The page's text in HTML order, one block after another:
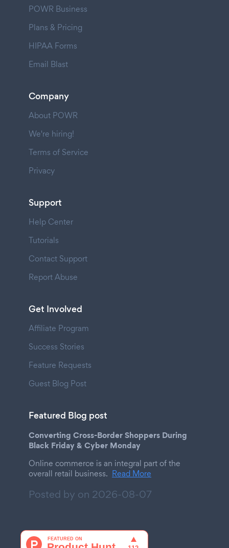
POWR Business
Plans & Pricing
HIPAA Forms
Email Blast
Company
About POWR
We're hiring!
Terms of Service
Privacy
Support
Help Center
Tutorials
Contact Support
Report Abuse
Get Involved
Affiliate Program
Success Stories
Feature Requests
Guest Blog Post
Featured Blog post
Converting Cross-Border Shoppers During
Black Friday & Cyber Monday
Online commerce is an integral part of the
overall retail business. Read More
Posted by on 2026-08-07